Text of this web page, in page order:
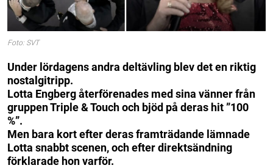
Foto: SVT
Under lördagens andra deltävling blev det en riktig
nostalgitripp.
Lotta Engberg återförenades med sina vänner från
gruppen Triple & Touch och bjöd på deras hit ”100
%”.
Men bara kort efter deras framträdande lämnade
Lotta snabbt scenen, och efter direktsändning
förklarade hon varför.